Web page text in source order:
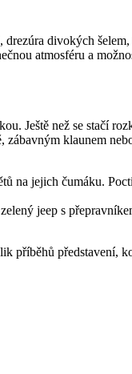
divokých
atmosféru a
Ještě než se stačí
klaunem
na jejich čumáku.
jeep s
příběhů představení,